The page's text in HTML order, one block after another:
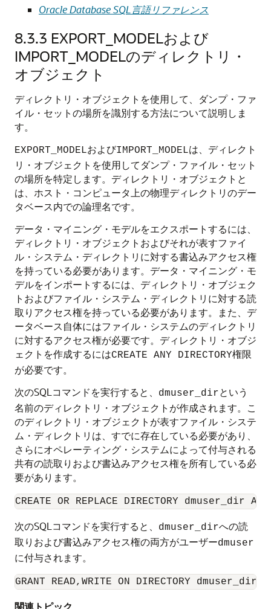
Oracle Database SQL言語リファレンス
8.3.3 EXPORT_MODELおよび
IMPORT_MODELのディレクトリ・
オブジェクト
ディレクトリ・オブジェクトを使用して、ダンプ・ファ
イル・セットの場所を識別する方法について説明しま
す。
EXPORT_MODELおよびIMPORT_MODELは、ディレクト
リ・オブジェクトを使用してダンプ・ファイル・セット
の場所を特定します。ディレクトリ・オブジェクトと
は、ホスト・コンピュータ上の物理ディレクトリのデー
タベース内での論理名です。
データ・マイニング・モデルをエクスポートするには、
ディレクトリ・オブジェクトおよびそれが表すファイ
ル・システム・ディレクトリに対する書込みアクセス権
を持っている必要があります。データ・マイニング・モ
デルをインポートするには、ディレクトリ・オブジェク
トおよびファイル・システム・ディレクトリに対する読
取りアクセス権を持っている必要があります。また、デ
ータベース自体にはファイル・システムのディレクトリ
に対するアクセス権が必要です。ディレクトリ・オブジ
ェクトを作成するにはCREATE ANY DIRECTORY権限
が必要です。
次のSQLコマンドを実行すると、
dmuser_dirという
名前のディレクトリ・オブジェクトが作成されます。こ
のディレクトリ・オブジェクトが表すファイル・システ
ム・ディレクトリは、すでに存在している必要があり、
さらにオペレーティング・システムによって付与される
共有の読取りおよび書込みアクセス権を所有している必
要があります。
次のSQLコマンドを実行すると、 dmuser_dirへの読
取りおよび書込みアクセス権の両方がユーザーdmuser
に付与されます。
関連トピック